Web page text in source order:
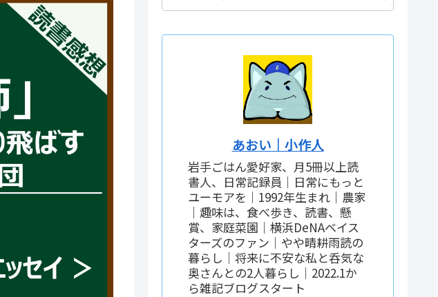
あおい｜小作人
岩手ごはん愛好家、月5冊以上読
書人、日常記録員｜日常にもっと
ユーモアを｜1992年生まれ｜農家
｜趣味は、食べ歩き、読書、懸
賞、家庭菜園｜横浜DeNAベイス
ターズのファン｜やや晴耕雨読の
暮らし｜将来に不安な私と呑気な
奥さんとの2人暮らし｜2022.1か
ら雑記ブログスタート